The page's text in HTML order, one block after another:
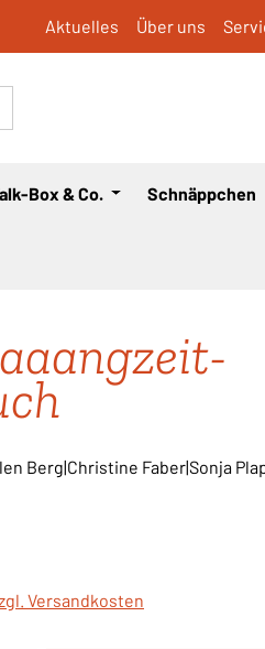
Aktuelles Über uns
Box & Co. Schnäppchen
Berg|Christine Faber|Sonja
Versandkosten